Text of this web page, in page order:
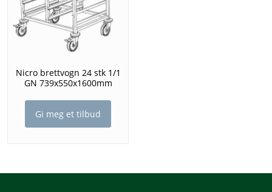
Nicro brettvogn 24 stk 1/1
GN 739x550x1600mm
Gi meg et tilbud